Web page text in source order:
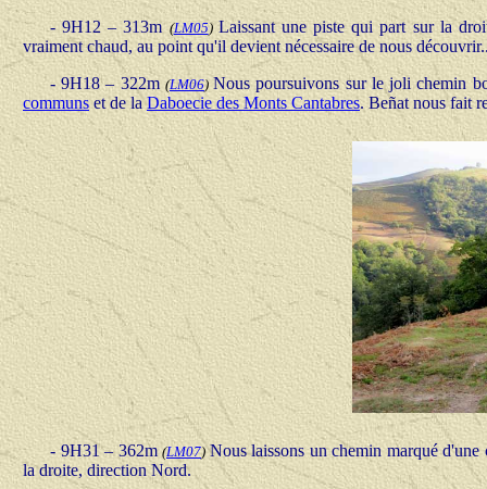
- 9H12 – 313m (LM05)Laissant une piste qui part sur la
vraiment chaud, au point qu'il devient nécessaire de nous
- 9H18 – 322m (LM06)Nous poursuivons sur le joli chemin
communs et de laDaboecie des Monts Cantabres. Beñat nous fait
- 9H31 – 362m(LM07)Nous laissons un chemin marqué
la droite, direction Nord.